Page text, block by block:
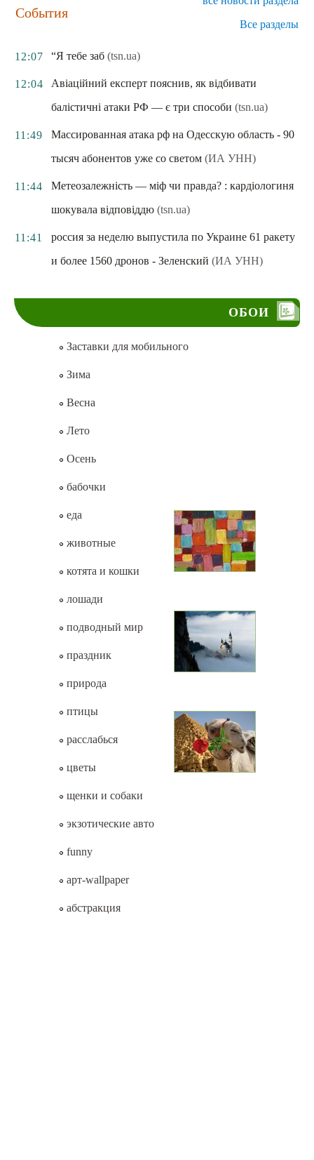
События
Все разделы
12:07 “Я тебе заб (tsn.ua)
12:04
Авіаційний експерт пояснив, як відбивати
балістичні атаки РФ — є три способи (tsn.ua)
11:49
Массированная атака рф на Одесскую область - 90
тысяч абонентов уже со светом (ИА УНН)
11:44
Метеозалежність — міф чи правда? : кардіологиня
шокувала відповіддю (tsn.ua)
11:41
россия за неделю выпустила по Украине 61 ракету
и более 1560 дронов - Зеленский (ИА УНН)
ОБОИ
Заставки для мобильного
Зима
Весна
Лето
Осень
бабочки
еда
животные
котята и кошки
лошади
подводный мир
праздник
природа
птицы
расслабься
цветы
щенки и собаки
экзотические авто
funny
арт-wallpaper
абстракция